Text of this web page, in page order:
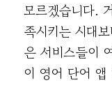
모르겠습니다.
족시키는 시대
은 서비스들이
이 영어 단어